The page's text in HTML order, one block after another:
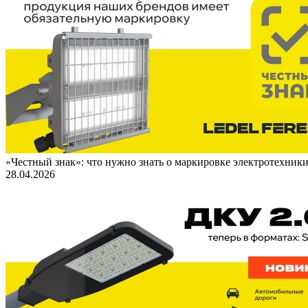
«Честный знак»: что нужно знать о маркировке электротехники
28.04.2026